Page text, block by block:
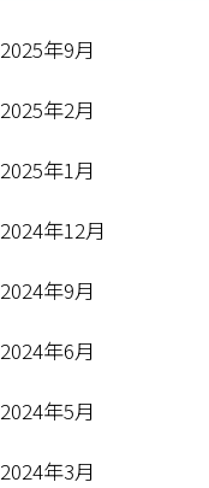
2025年9月
2025年2月
2025年1月
2024年12月
2024年9月
2024年6月
2024年5月
2024年3月